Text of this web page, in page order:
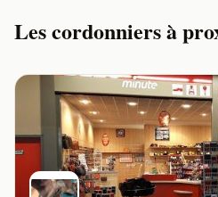
Les cordonniers à